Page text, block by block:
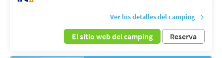
Ver los detalles del camping
El sitio web del camping Reserva